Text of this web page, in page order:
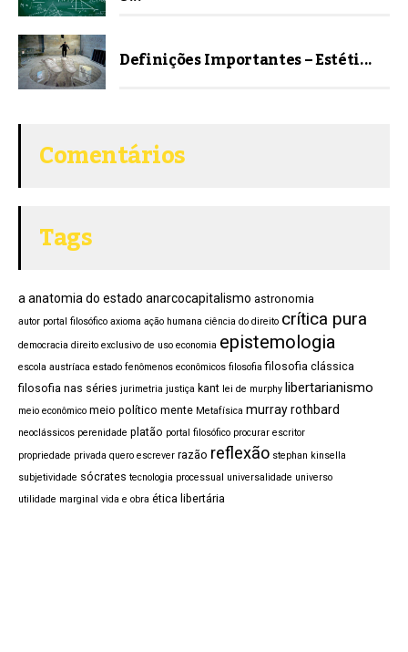
Definições Importantes – Estéti...
Comentários
Tags
a anatomia do estado anarcocapitalismo astronomia
autor portal filosófico axioma ação humana ciência do direito crítica pura
democracia direito exclusivo de uso economia epistemologia
escola austríaca estado fenômenos econômicos filosofia filosofia clássica
filosofia nas séries jurimetria justiça kant lei de murphy libertarianismo
meio econômico meio político mente Metafísica murray rothbard
neoclássicos perenidade platão portal filosófico procurar escritor
propriedade privada quero escrever razão reflexão stephan kinsella
subjetividade sócrates tecnologia processual universalidade universo
utilidade marginal vida e obra ética libertária